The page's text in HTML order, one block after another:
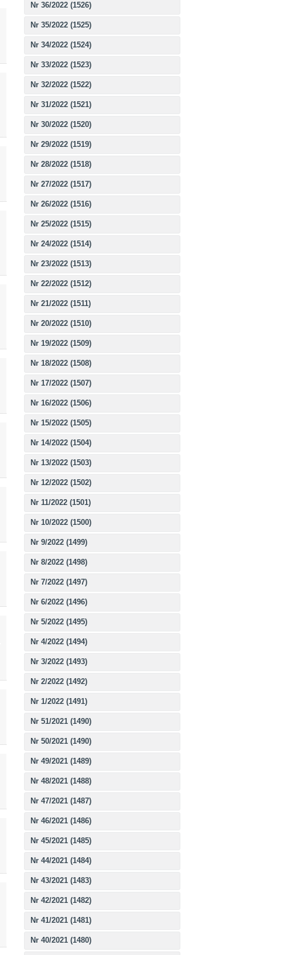
Nr 36/2022 (1526)
Nr 35/2022 (1525)
Nr 34/2022 (1524)
Nr 33/2022 (1523)
Nr 32/2022 (1522)
Nr 31/2022 (1521)
Nr 30/2022 (1520)
Nr 29/2022 (1519)
Nr 28/2022 (1518)
Nr 27/2022 (1517)
Nr 26/2022 (1516)
Nr 25/2022 (1515)
Nr 24/2022 (1514)
Nr 23/2022 (1513)
Nr 22/2022 (1512)
Nr 21/2022 (1511)
Nr 20/2022 (1510)
Nr 19/2022 (1509)
Nr 18/2022 (1508)
Nr 17/2022 (1507)
Nr 16/2022 (1506)
Nr 15/2022 (1505)
Nr 14/2022 (1504)
Nr 13/2022 (1503)
Nr 12/2022 (1502)
Nr 11/2022 (1501)
Nr 10/2022 (1500)
Nr 9/2022 (1499)
Nr 8/2022 (1498)
Nr 7/2022 (1497)
Nr 6/2022 (1496)
Nr 5/2022 (1495)
Nr 4/2022 (1494)
Nr 3/2022 (1493)
Nr 2/2022 (1492)
Nr 1/2022 (1491)
Nr 51/2021 (1490)
Nr 50/2021 (1490)
Nr 49/2021 (1489)
Nr 48/2021 (1488)
Nr 47/2021 (1487)
Nr 46/2021 (1486)
Nr 45/2021 (1485)
Nr 44/2021 (1484)
Nr 43/2021 (1483)
Nr 42/2021 (1482)
Nr 41/2021 (1481)
Nr 40/2021 (1480)